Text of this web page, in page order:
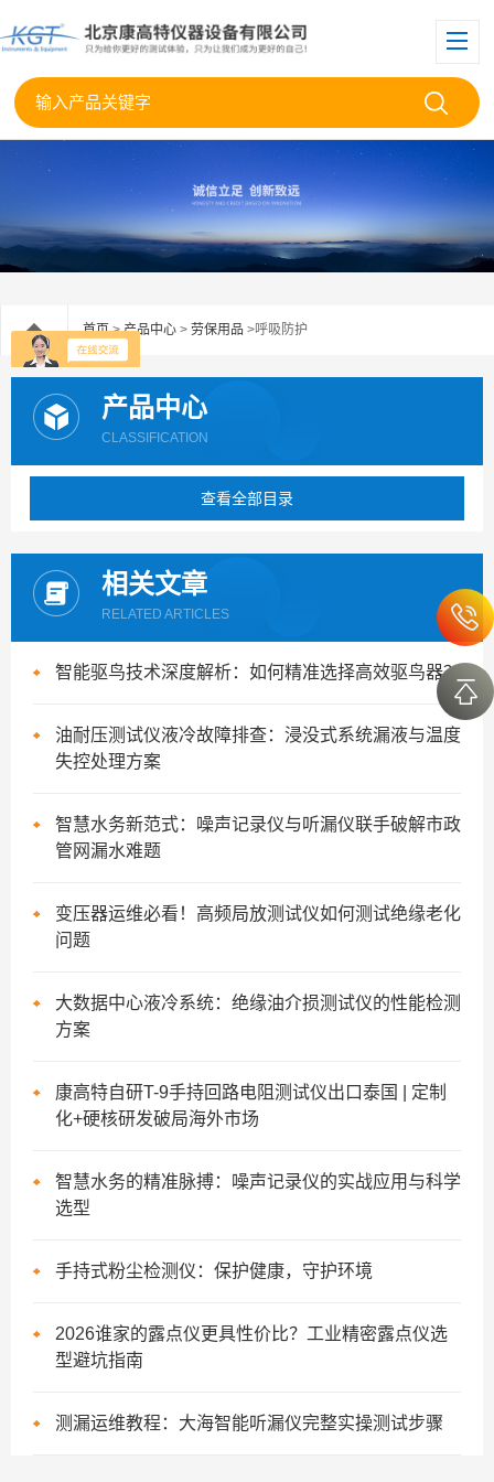
首页>产品中心 > 劳保用品 >呼吸防护
产品中心
CLASSIFICATION
查看全部目录
相关文章
RELATED ARTICLES
智能驱鸟技术深度解析：如何精准选择高效驱鸟器？
油耐压测试仪液冷故障排查：浸没式系统漏液与温度
失控处理方案
智慧水务新范式：噪声记录仪与听漏仪联手破解市政
管网漏水难题
变压器运维必看！高频局放测试仪如何测试绝缘老化
问题
大数据中心液冷系统：绝缘油介损测试仪的性能检测
方案
康高特自研T-9手持回路电阻测试仪出口泰国 | 定制
化+硬核研发破局海外市场
智慧水务的精准脉搏：噪声记录仪的实战应用与科学
选型
手持式粉尘检测仪：保护健康，守护环境
2026谁家的露点仪更具性价比？工业精密露点仪选
型避坑指南
测漏运维教程：大海智能听漏仪完整实操测试步骤